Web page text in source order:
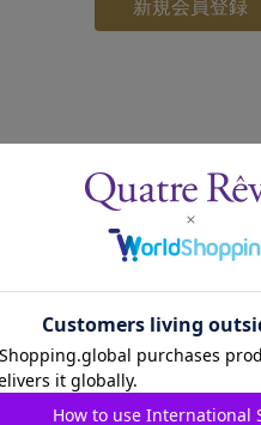
メールマガジンのご
て お支払い方法
宝塚歌劇共通ID新規会員登録